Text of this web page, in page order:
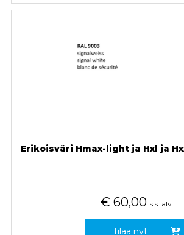
Erikoisväri Hmax-light ja Hxl ja
€ 60,00 sis. alv
Tilaa nyt